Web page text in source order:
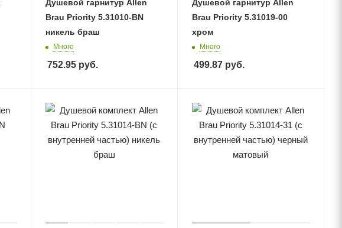
Душевой гарнитур Allen
Brau Priority 5.31010-BN
никель браш
Много
752.95руб.
Душевой гарнитур Allen
Brau Priority 5.31019-00
хром
Много
499.87руб.